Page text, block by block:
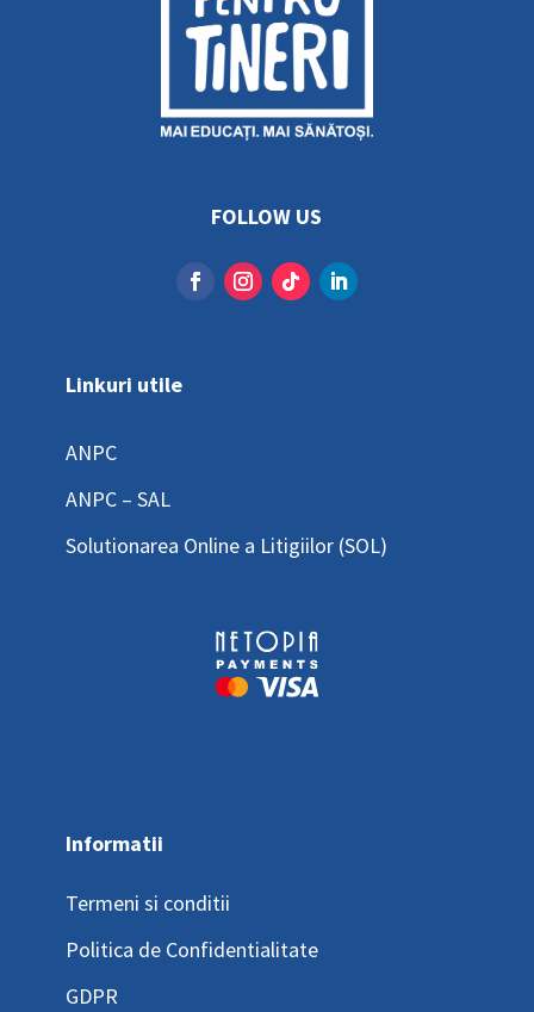
FOLLOW US
Linkuri utile
ANPC
ANPC – SAL
Solutionarea Online a Litigiilor (SOL)
Informatii
Termeni si conditii
Politica de Confidentialitate
GDPR